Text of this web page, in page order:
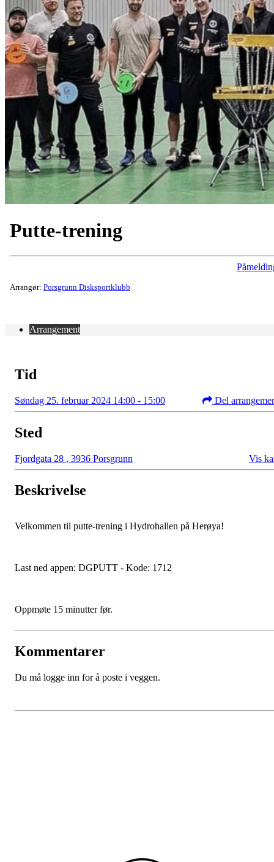
Putte-trening
Arrangør: Porsgrunn Disksportklubb
Arrangement
Tid
Søndag 25. februar 2024 14:00 - 15:00 Del
Sted
Fjordgata 28 , 3936 Porsgrunn Vis
Beskrivelse
Velkommen til putte-trening i Hydrohallen på Herøya!
Last ned appen: DGPUTT - Kode: 1712
Oppmøte 15 minutter før.
Kommentarer
Du må logge inn for å poste i veggen.